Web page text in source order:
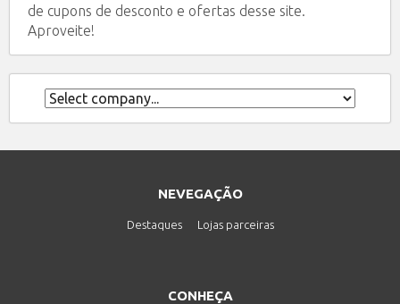
de cupons de desconto e ofertas desse site.
Aproveite!
NEVEGAÇÃO
Destaques Lojas parceiras
CONHEÇA